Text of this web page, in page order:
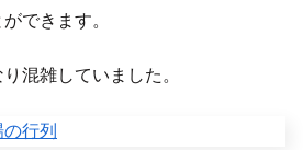
できます。
混雑していました。